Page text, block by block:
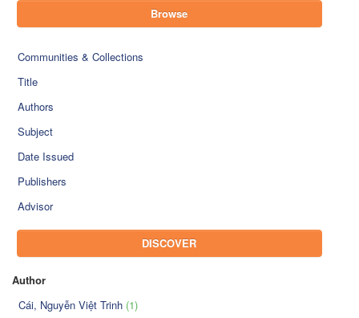
Browse
Communities & Collections
Title
Authors
Subject
Date Issued
Publishers
Advisor
DISCOVER
Author
Cái, Nguyễn Việt Trinh (1)